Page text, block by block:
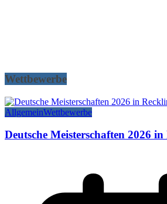
Wettbewerbe
AllgemeinWettbewerbe
Deutsche Meisterschaften 2026